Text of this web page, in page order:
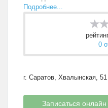
Подробнее...
0
г. Саратов, Хвалынская, 51
Записаться онлайн